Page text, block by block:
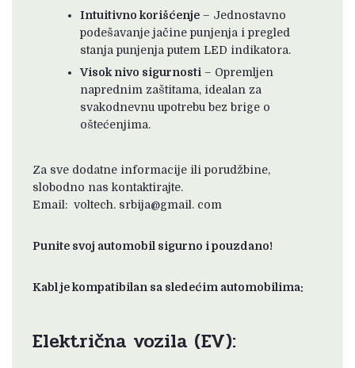
Intuitivno korišćenje – Jednostavno
podešavanje jačine punjenja i pregled
stanja punjenja putem LED indikatora.
Visok nivo sigurnosti – Opremljen
naprednim zaštitama, idealan za
svakodnevnu upotrebu bez brige o
oštećenjima.
Za sve dodatne informacije ili porudžbine,
slobodno nas kontaktirajte.
Email: voltech. srbija@gmail. com
Punite svoj automobil sigurno i pouzdano!
Kabl je kompatibilan sa sledećim automobilima:
Električna vozila (EV):